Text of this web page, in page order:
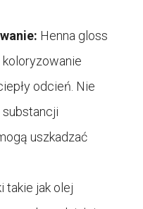
Henna gloss
odcień. Nie
uszkadzać
takie jak olej